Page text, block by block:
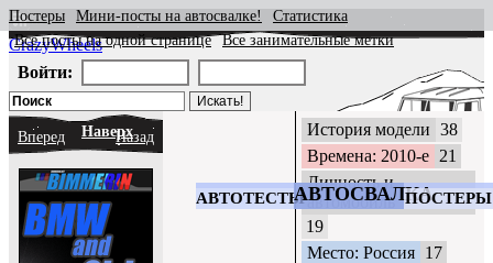
CrazyWheels
АВТОТЕСТЫАВТОСВАЛКАПОСТЕРЫ
Постеры Мини-посты на автосвалке!
Статистика
Все посты на одной странице
Все занимательные метки
Войти:
Вперед НаверхНазад История модели 38
Времена: 2010-е 21
Личность и
автомобиль
19
Место: Россия 17